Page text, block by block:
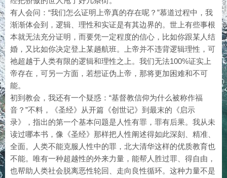
有人会问：“我们怎么证明上帝真的存在呢？”慕道过程中，我
渐渐体会到，逻辑、理性和实证是有其边界的。世上有些事根
本就无法充分证明，而要凭一定程度的信心，比如你跟某人结
婚，又比如你决定登上某趟航班。上帝并不违背逻辑理性，可
祂超越于人类有限的逻辑和理性之上。我们无法100%证实上
帝存在，可另一方面，若想证伪上帝，那将更加困难和不可
能。
初到教会，我还有一个疑惑：“基督教信仰为什么被称作福
音？”不料，《圣经》从开篇《创世记》到最末的《启示
录》，指出的第一个基本问题是人性有罪，罪有后果。我从未
读过哪本书，像《圣经》那样把人性阐述得如此深刻、精准、
全面。人类不能克服人性中的罪，北大清华这样的优质教育也
不能。唯有一种超越性的外来力量，能帮人胜过罪、得自由，
也帮助人类社会脱离恶性轮回、走向良性循环。这种力量不是